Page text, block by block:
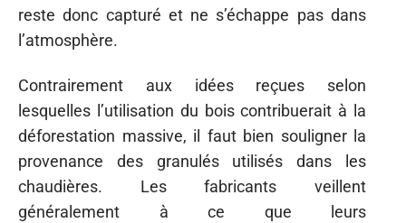
reste donc capturé et ne s’échappe pas dans
l’atmosphère.
Contrairement aux idées reçues selon
lesquelles l’utilisation du bois contribuerait à la
déforestation massive, il faut bien souligner la
provenance des granulés utilisés dans les
chaudières. Les fabricants veillent
généralement à ce que leurs